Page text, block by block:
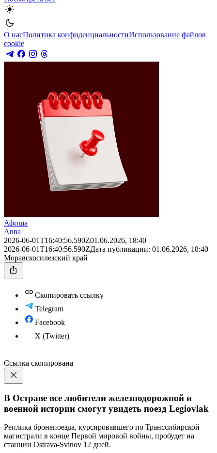
О насПолитика конфиденциальностиИспользование файлов
cookie
Афиша
Anna
2026-06-01T16:40:56.590Z01.06.2026, 18:40
2026-06-01T16:40:56.590ZДата публикации: 01.06.2026, 18:40
Моравскосилезский край
Скопировать ссылку
Telegram
Facebook
X (Twitter)
Ссылка скопирована
В Остраве все любители железнодорожной и
военной истории смогут увидеть поезд Legiovlak
Реплика бронепоезда, курсировавшего по Транссибирской
магистрали в конце Первой мировой войны, пробудет на
станции Ostrava-Svinov 12 дней.